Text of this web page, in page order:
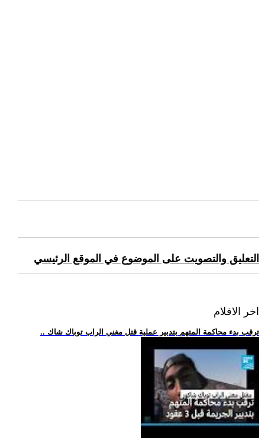
التعليق والتصويت على الموضوع في الموقع الرئيسي
اخر الافلام
.. ترقب بدء محاكمة المتهم بتدبير عملية قتل مغني الراب توباك شاك